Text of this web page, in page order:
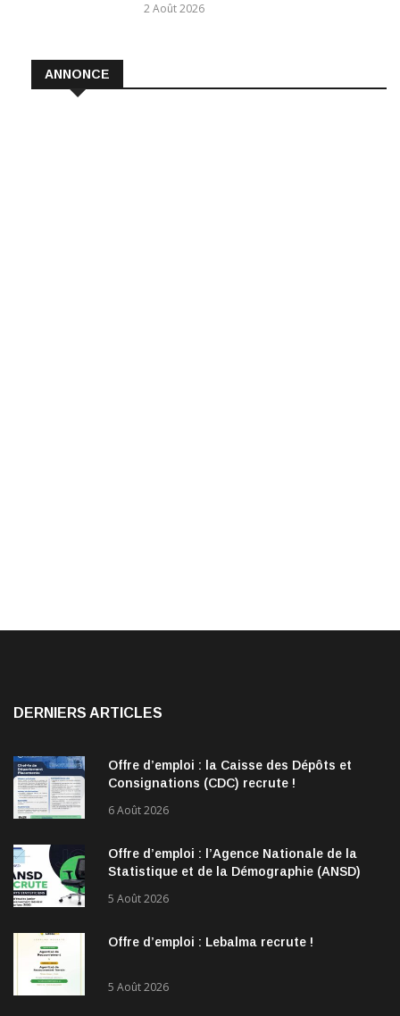
2 Août 2026
ANNONCE
DERNIERS ARTICLES
Offre d’emploi : la Caisse des Dépôts et
Consignations (CDC) recrute !
6 Août 2026
Offre d’emploi : l’Agence Nationale de la
Statistique et de la Démographie (ANSD)
5 Août 2026
Offre d’emploi : Lebalma recrute !
5 Août 2026